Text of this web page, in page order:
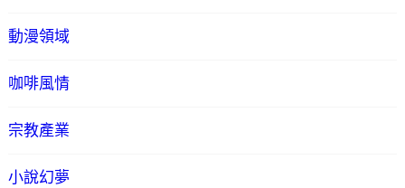
動漫領域
咖啡風情
宗教產業
小說幻夢